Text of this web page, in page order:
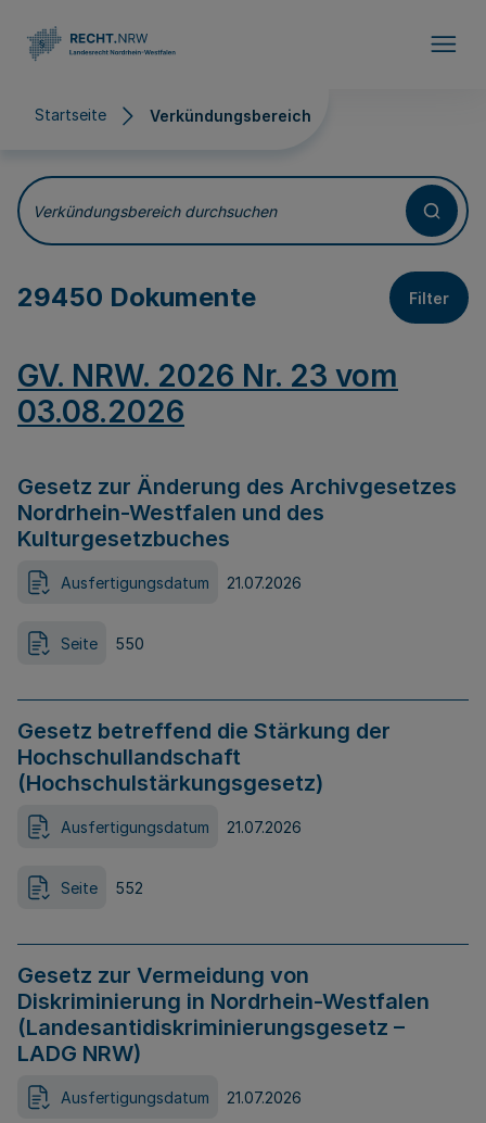
Startseite Verkündungsbereich
Verkündungsbereich
Verkündungsbereich durchsuchen
29450 Dokumente Filter
GV. NRW. 2026 Nr. 23 vom
03.08.2026
Gesetz zur Änderung des Archivgesetzes
Nordrhein-Westfalen und des
Kulturgesetzbuches
Ausfertigungsdatum 21.07.2026
Seite 550
Gesetz betreffend die Stärkung der
Hochschullandschaft
(Hochschulstärkungsgesetz)
Ausfertigungsdatum 21.07.2026
Seite 552
Gesetz zur Vermeidung von
Diskriminierung in Nordrhein-Westfalen
(Landesantidiskriminierungsgesetz –
LADG NRW)
Ausfertigungsdatum 21.07.2026